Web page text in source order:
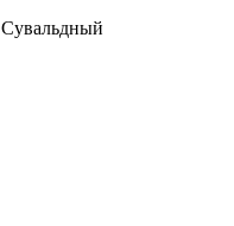
Сувальдный